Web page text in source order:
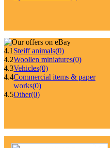
4.1 Steiff animals(0)
4.2Woollen miniatures(0)
4.3Vehicles(0)
4.4Commercial items & paper
works(0)
4.5Other(0)